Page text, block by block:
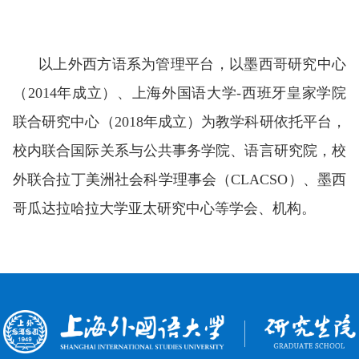
以上外西方语系为管理平台，以墨西哥研究中心
（2014年成立）、
上海外国语大学-西班牙皇家学院
联合研究中心 （2018年成立）为教学科研依托平台，
校内联合国际关系与公共事务学院、语言研究院，校
外联合拉丁美洲社会科学理事会（CLACSO）、墨西
哥瓜达拉哈拉大学亚太研究中心等学会、机构。